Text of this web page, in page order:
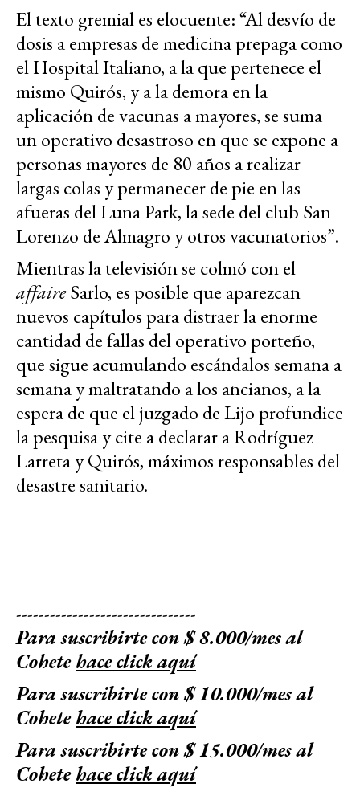
El texto gremial es elocuente: “Al desvío de
dosis a empresas de medicina prepaga como
el Hospital Italiano, a la que pertenece el
mismo Quirós, y a la demora en la
aplicación de vacunas a mayores, se suma
un operativo desastroso en que se expone a
personas mayores de 80 años a realizar
largas colas y permanecer de pie en las
afueras del Luna Park, la sede del club San
Lorenzo de Almagro y otros vacunatorios”.
Mientras la televisión se colmó con el
affaireSarlo, es posible que aparezcan
nuevos capítulos para distraer la enorme
cantidad de fallas del operativo porteño,
que sigue acumulando escándalos semana a
semana y maltratando a los ancianos, a la
espera de que el juzgado de Lijo profundice
la pesquisa y cite a declarar a Rodríguez
Larreta y Quirós, máximos responsables del
desastre sanitario.
--------------------------------
Para suscribirte con $ 8.000/mes al
Cohetehace click aquí
Para suscribirte con $ 10.000/mes al
Cohetehace click aquí
Para suscribirte con $ 15.000/mes al
Cohetehace click aquí